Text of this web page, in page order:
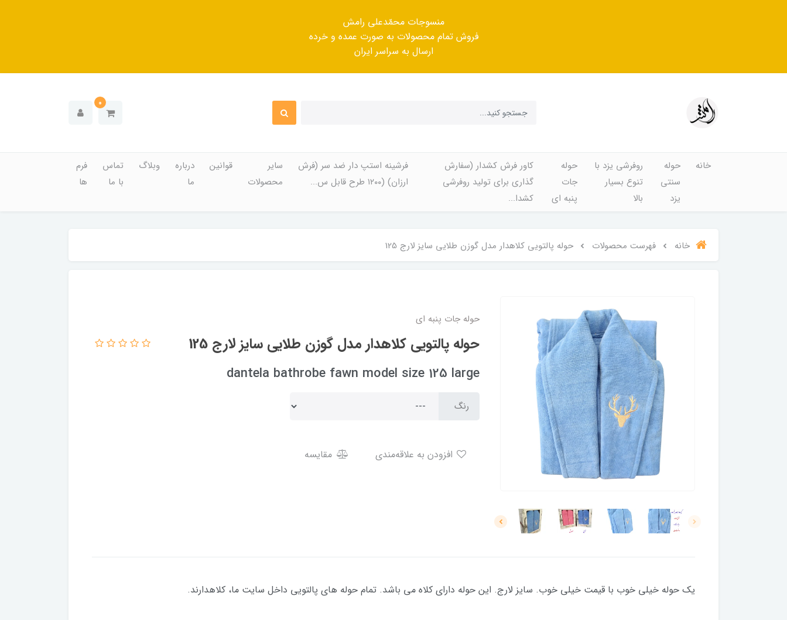
منسوجات محمّدعلی رامش
فروش تمام محصولات به صورت عمده و خرده
ارسال به سراسر ایران
0
خانه
حوله
سنتی
یزد
روفرشی یزد با
تنوع بسیار
بالا
حوله
جات
پنبه ای
کاور فرش کشدار (سفارش
گذاری برای تولید روفرشی
کشدا...
فرشینه استپ دار ضد سر (فرش
ارزان) (۱۲۰۰ طرح قابل س...
سایر
محصولات
قوانین
درباره
ما
وبلاگ
تماس
با ما
فرم
ها
خانه فهرست محصولات حوله پالتویی کلاهدار مدل گوزن طلایی سایز لارج 125
حوله جات پنبه ای
حوله پالتویی کلاهدار مدل گوزن طلایی سایز لارج 125
dantela bathrobe fawn model size 125 large
رنگ
مقایسه
یک حوله خیلی خوب با قیمت خیلی خوب. سایز لارج. این حوله دارای کلاه می باشد. تمام حوله های پالتویی داخل سایت ما، کلاهدارند.